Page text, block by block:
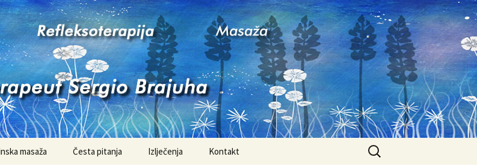
Sergio Brajuha
masaža Česta pitanja Izlječenja Kontakt Pretraži: